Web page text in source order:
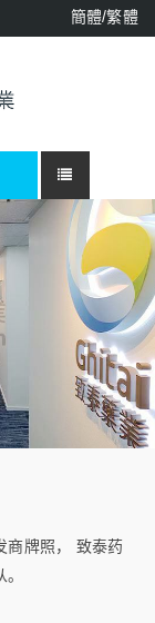
簡體/繁體
商牌照， 致泰药